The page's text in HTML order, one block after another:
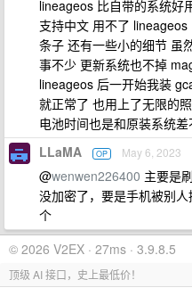
lineageos 比自带的系统好
支持中文 用不了
条子 还有一些小的细节 虽
事不少 更新系统也不掉
lineageos 后一开始我装
就正常了 也用上了无限的
电池时间也是和原装系统差
LLaMA OP May 6, 2023
@wenwen226400 主要是
没加密了，要是手机被别
个
© 2026 V2EX · 27ms · 3.9.8.5
顶级 AI 接口，史上最低价！